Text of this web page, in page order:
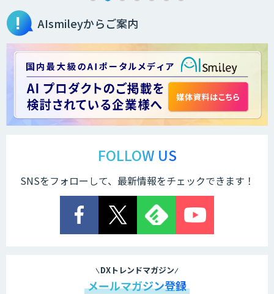
AIsmileyからご案内
FOLLOW US
SNSをフォローして、最新情報をチェックできます！
DXトレンドマガジン
メールマガジン登録